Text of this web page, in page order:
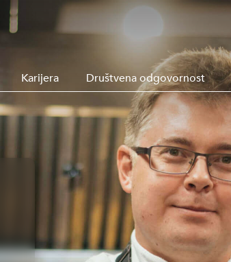
Karijera Društvena odgovornost